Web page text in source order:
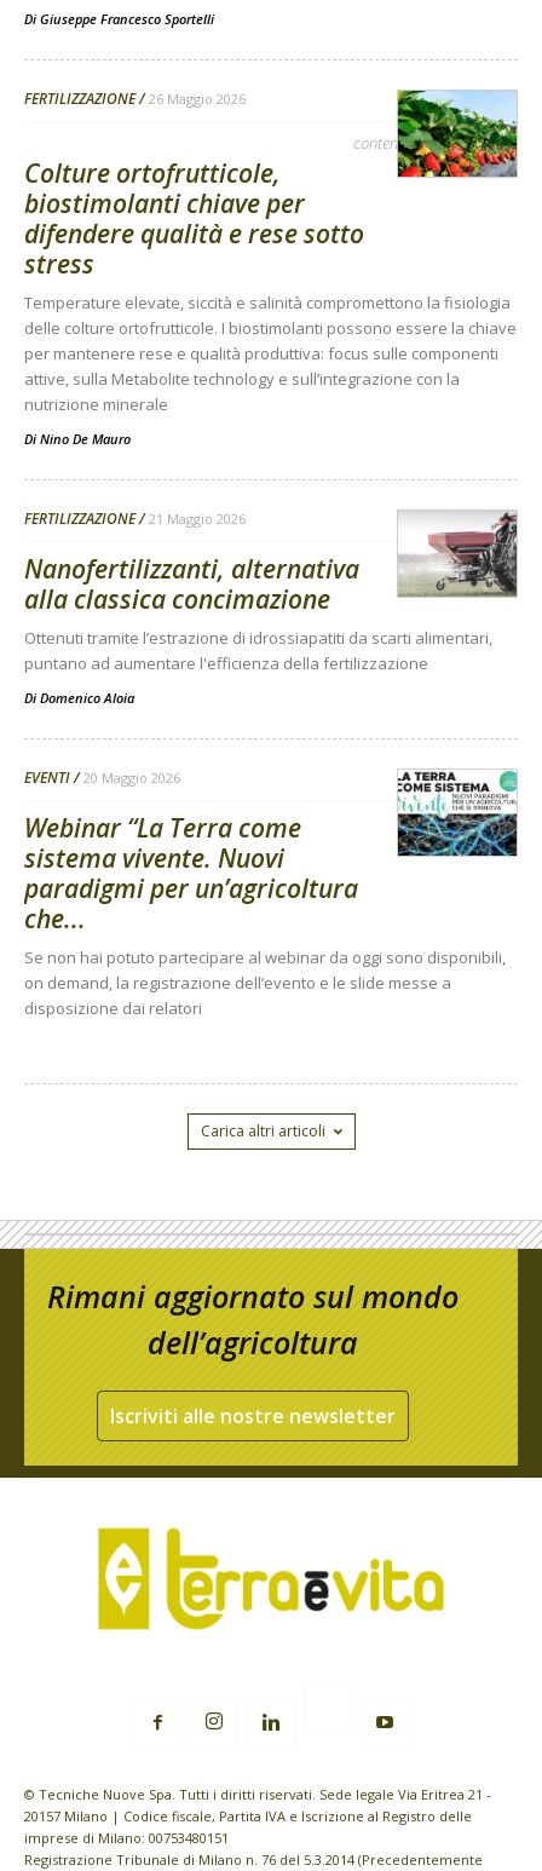
Di Giuseppe Francesco Sportelli
FERTILIZZAZIONE 26 Maggio 2026
contenuto sponsorizzato
Colture ortofrutticole,
biostimolanti chiave per
difendere qualità e rese sotto
stress
Temperature elevate, siccità e salinità compromettono la fisiologia
delle colture ortofrutticole. I biostimolanti possono essere la chiave
per mantenere rese e qualità produttiva: focus sulle componenti
attive, sulla Metabolite technology e sull’integrazione con la
nutrizione minerale
Di Nino De Mauro
FERTILIZZAZIONE 21 Maggio 2026
Nanofertilizzanti, alternativa
alla classica concimazione
Ottenuti tramite l’estrazione di idrossiapatiti da scarti alimentari,
puntano ad aumentare l'efficienza della fertilizzazione
Di Domenico Aloia
EVENTI 20 Maggio 2026
Webinar “La Terra come
sistema vivente. Nuovi
paradigmi per un’agricoltura
che...
Se non hai potuto partecipare al webinar da oggi sono disponibili,
on demand, la registrazione dell’evento e le slide messe a
disposizione dai relatori
Carica altri articoli
Rimani aggiornato sul mondo
dell’agricoltura
Iscriviti alle nostre newsletter
© Tecniche Nuove Spa. Tutti i diritti riservati. Sede legale Via Eritrea 21 -
20157 Milano | Codice fiscale, Partita IVA e Iscrizione al Registro delle
imprese di Milano: 00753480151
Registrazione Tribunale di Milano n. 76 del 5.3.2014 (Precedentemente